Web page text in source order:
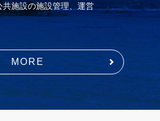
共施設の施設管理、運営
MORE